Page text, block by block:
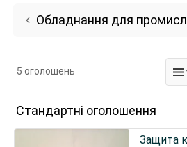
Обладнання для
5 оголошень
Стандартні оголошення
Защита